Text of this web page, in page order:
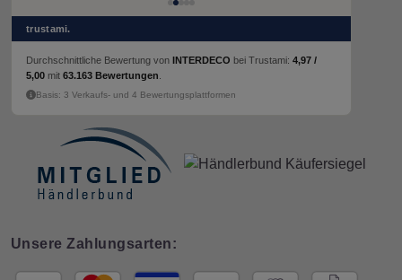
trustami.
Durchschnittliche Bewertung von INTERDECO bei Trustami: 4,97 /
5,00 mit 63.163 Bewertungen
Basis: 3 Verkaufs- und 4 Bewertungsplattformen
Unsere Zahlungsarten: